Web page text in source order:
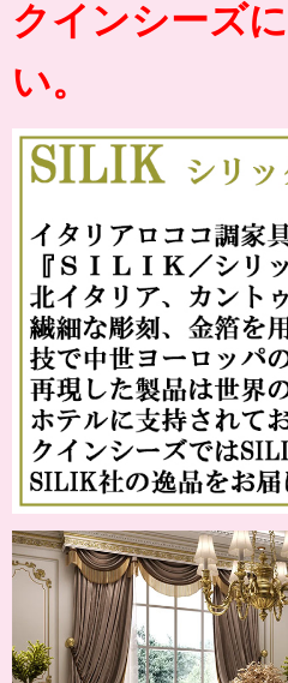
クインシーズ
い。